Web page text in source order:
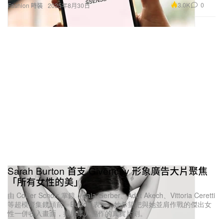
Fashion 時裝 2025年8月30日 3.0K 0
Sarah Burton 首支 Givenchy 形象廣告大片聚焦
「所有女性的美」
由 Collier Schorr 掌鏡，Kaia Gerber、Adut Akech、Vittoria Ceretti
等超模齊集鏡頭前。Burton 表示，她希望把與她並肩作戰的傑出女
性一併收入畫面，捕捉眾人協作的真實片刻。